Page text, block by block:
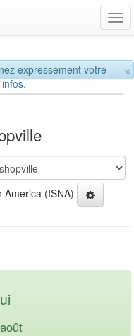
×
expressément votre
America (ISNA)